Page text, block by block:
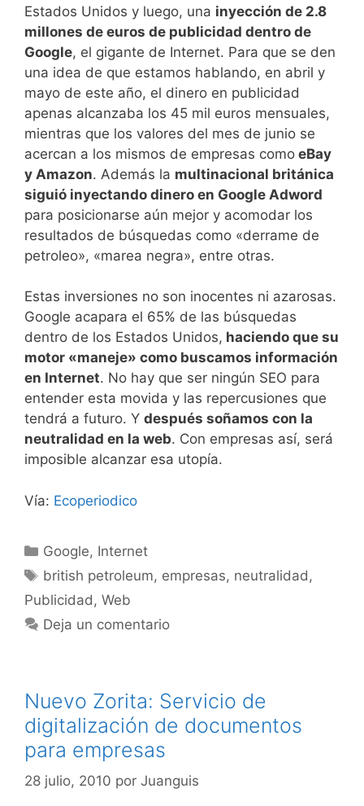
Estados Unidos y luego, una inyección de 2.8
millones de euros de publicidad dentro de
Google, el gigante de Internet. Para que se den
una idea de que estamos hablando, en abril y
mayo de este año, el dinero en publicidad
apenas alcanzaba los 45 mil euros mensuales,
mientras que los valores del mes de junio se
acercan a los mismos de empresas como eBay
y Amazon. Además la multinacional británica
siguió inyectando dinero en Google Adword
para posicionarse aún mejor y acomodar los
resultados de búsquedas como «derrame de
petroleo», «marea negra», entre otras.
Estas inversiones no son inocentes ni azarosas.
Google acapara el 65% de las búsquedas
dentro de los Estados Unidos, haciendo que su
motor «maneje» como buscamos información
en Internet. No hay que ser ningún SEO para
entender esta movida y las repercusiones que
tendrá a futuro. Y después soñamos con la
neutralidad en la web. Con empresas así, será
imposible alcanzar esa utopía.
Vía: Ecoperiodico
Categorías
Google, Internet
Etiquetas
british petroleum, empresas, neutralidad ,
Publicidad , Web
Deja un comentario
Nuevo Zorita: Servicio de
digitalización de documentos
para empresas
28 julio, 2010 por Juanguis